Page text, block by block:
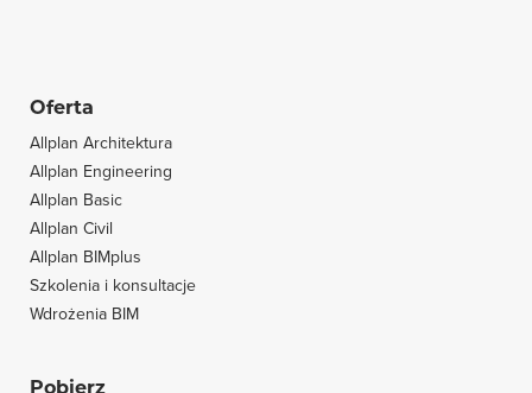
Oferta
Allplan Architektura
Allplan Engineering
Allplan Basic
Allplan Civil
Allplan BIMplus
Szkolenia i konsultacje
Wdrożenia BIM
Pobierz